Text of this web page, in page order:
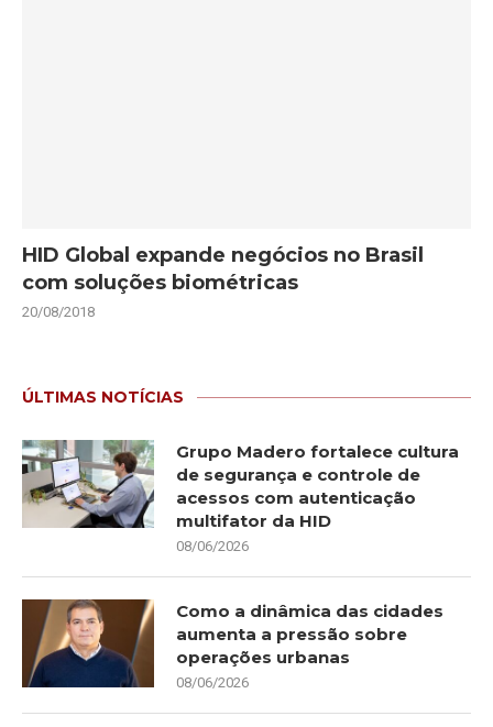
HID Global expande negócios no Brasil
com soluções biométricas
20/08/2018
ÚLTIMAS NOTÍCIAS
Grupo Madero fortalece cultura
de segurança e controle de
acessos com autenticação
multifator da HID
08/06/2026
Como a dinâmica das cidades
aumenta a pressão sobre
operações urbanas
08/06/2026